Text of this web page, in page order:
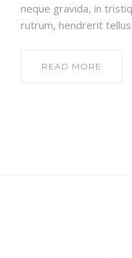
neque gravida, in
rutrum, hendrerit
READ MORE